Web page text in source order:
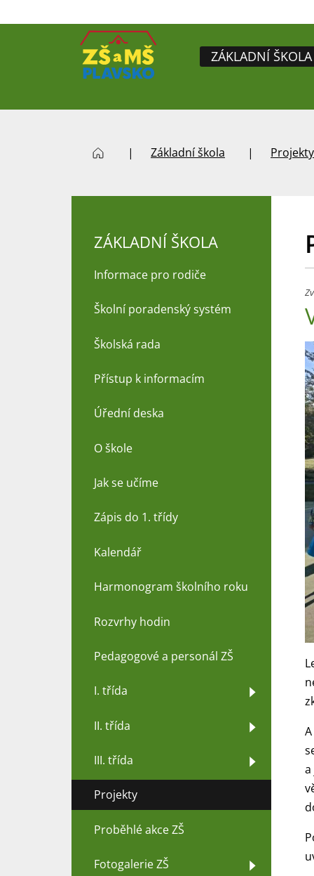
ZÁKLADNÍ ŠKOLA
Základní škola Projekty
a
ZÁKLADNÍ ŠKOLA
Informace pro rodiče
Školní poradenský systém
Školská rada
Přístup k informacím
Úřední deska
O škole
Jak se učíme
Zápis do 1. třídy
Kalendář
Harmonogram školního roku
Rozvrhy hodin
Pedagogové a personál ZŠ
I. třída
II. třída
III. třída
Projekty
Proběhlé akce ZŠ
Fotogalerie ZŠ